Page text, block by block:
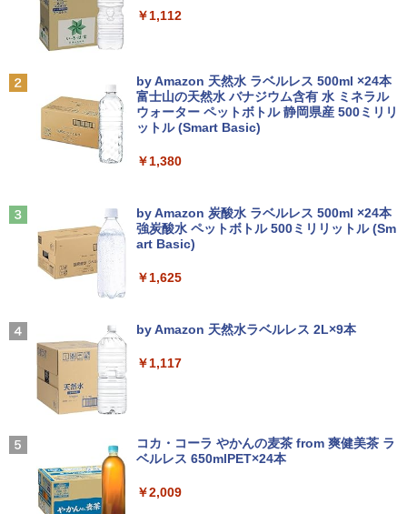
古】
【エントリーでポイント10倍】 【Dラン
ク 訳あり】中古 ノートパソコン Lenovo
メモリ8GB SSD 256GB PCIe Win11 Pro
￥14,800
(1366x768)/Win11 画面シミあり【中
古】【20260709】
￥16,500
DELL Latitude 3500 Core i5 8265U 1.6
GHz/8GB/256GB(SSD)/15.6W/FWXGA
古】【20260611】
￥24,800
【エントリーでポイント100％還元のチ
ャンス】GMKtec ミニpc G3 Pro Intel C
ore i3 10110U 16GB DDR4 64GBまで増
設 512GB SSD M.2 2242 最大8TB Wind
2 小型PC VESA対応 ミニパソコン 2画面
￥66,248
ore i7 第4世代 Office付き メモリ16GB
SSD512GB 初期設定済 ホワイト ブラッ
ク
4
GMKtec GMK-K8 PLUS-32/1T-W11Pro
￥792
【漫画全巻セット】【中古】遊戯王［文
￥9,030
【中古】DRAGON BALL（ドラゴンボー
巻セット
￥9,653
んか小さくてかわいいやつ (1-8巻 最新
刊) 全巻セット [入荷予約]
￥9,900
Anker Soundcore P31i ブラック
￥5,990
ラック
￥14,990
レスイヤホン bluetooth イヤホン V12 小型
軽量 ブルートゥースHi-Fi 最大36時間再生 ぶ
るーとゅーす コードレス ENCノイズキャン
セリング 自動ペアリング Type-C充電 マイク
￥1,964
Xiaomi シャオミ REDMI Buds 8 Lite ワイヤ
￥250
BRUCE WAYNE feat. Flo Milli, ATL Jacob
[Explicit]
￥250
￥250
￥250
￥1,112
by Amazon 天然水 ラベルレス 500ml ×24本
富士山の天然水 バナジウム含有 水 ミネラル
ウォーター ペットボトル 静岡県産 500ミリリ
ットル (Smart Basic)
￥1,380
by Amazon 炭酸水 ラベルレス 500ml ×24本
強炭酸水 ペットボトル 500ミリリットル (Sm
art Basic)
￥1,625
by Amazon 天然水ラベルレス 2L×9本
￥1,117
コカ・コーラ やかんの麦茶 from 爽健美茶 ラ
ベルレス 650mlPET×24本
￥2,009